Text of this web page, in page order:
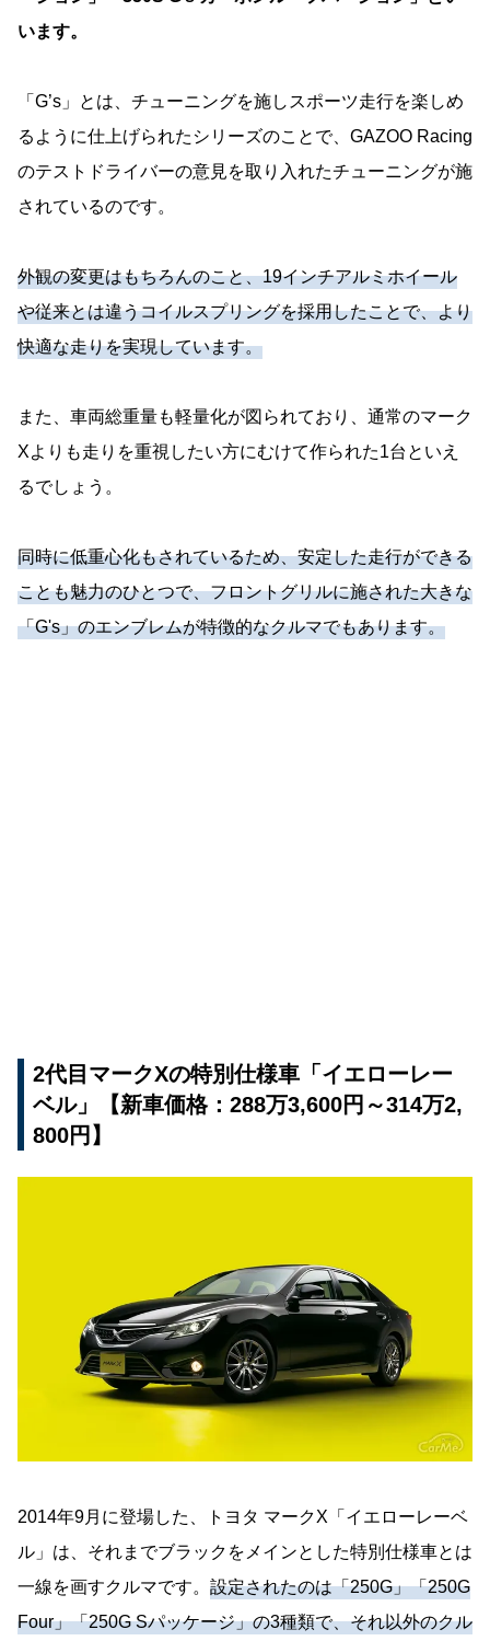
います。
「G’s」とは、チューニングを施しスポーツ走行を楽しめ
るように仕上げられたシリーズのことで、GAZOO Racing
のテストドライバーの意見を取り入れたチューニングが施
されているのです。
外観の変更はもちろんのこと、19インチアルミホイール
や従来とは違うコイルスプリングを採用したことで、より
快適な走りを実現しています。
また、車両総重量も軽量化が図られており、通常のマーク
Xよりも走りを重視したい方にむけて作られた1台といえ
るでしょう。
同時に低重心化もされているため、安定した走行ができる
ことも魅力のひとつで、フロントグリルに施された大きな
「G's」のエンブレムが特徴的なクルマでもあります。
2代目マークXの特別仕様車「イエローレー
ベル」【新車価格：288万3,600円～314万2,
800円】
2014年9月に登場した、トヨタ マークX「イエローレーベ
ル」は、それまでブラックをメインとした特別仕様車とは
一線を画すクルマです。 設定されたのは「250G」「250G
Four」「250G Sパッケージ」の3種類で、それ以外のクル